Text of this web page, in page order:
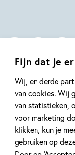
Fijn dat je
Wij, en derde
van cookies. Wij
van statistieken,
voor marketing
klikken, kun je
gebruiken op
Mis
of
je in